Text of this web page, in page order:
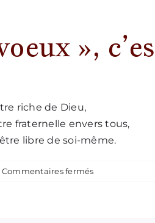
»,
riche de Dieu,
fraternelle envers tous,
être libre de soi-même.
Commentaires ferméssur